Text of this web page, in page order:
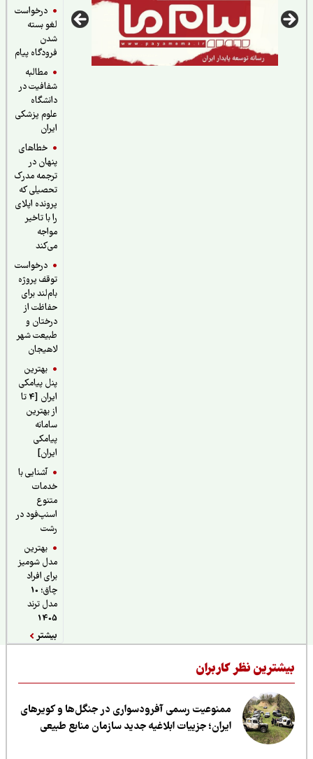
درخواست
لغو بسته
فرودگاه پیام
مطالبه
شفافیت در
دانشگاه
علوم پزشکی
خطاهای
پنهان در
ترجمه مدرک
تحصیلی که
پرونده اپلای
را با تاخیر
درخواست
توقف پروژه
بام‌لند برای
حفاظت از
درختان و
طبیعت شهر
لاهیجان
بهترین
پنل پیامکی
ایران [4 تا
از بهترین
سامانه
پیامکی
آشنایی با
خدمات
اسنپ‌فود در
بهترین
مدل شومیز
برای افراد
چاق؛ 10
مدل ترند
نظر کاربران
ممنوعیت رسمی آفرودسواری در جنگل‌ها و کویرهای
ایران؛ جزییات ابلاغیه جدید سازمان منابع طبیعی